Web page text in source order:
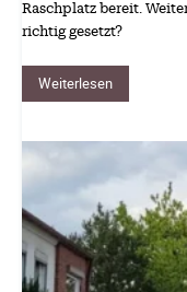
Raschplatz bereit.
richtig gesetzt?
Weiterlesen